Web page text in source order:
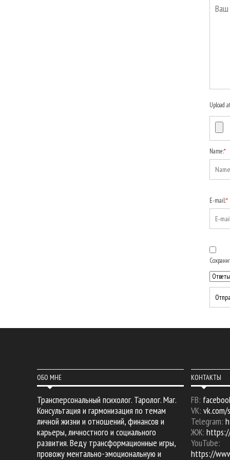
Upload
Name:*
E-mail:*
ОБО МНЕ
Трансперсональный психолог. Таролог. Маг.
Консультация и гармонизация по темам
личной жизни и отношений, финансов и
карьеры, личностного и социального
развития. Веду трансформационные игры,
провожу ментально-эмоциональную и
КОНТАКТЫ
FB:
VK: vk.com/
Telegram:
ЖЖ:
YouTube:
https://